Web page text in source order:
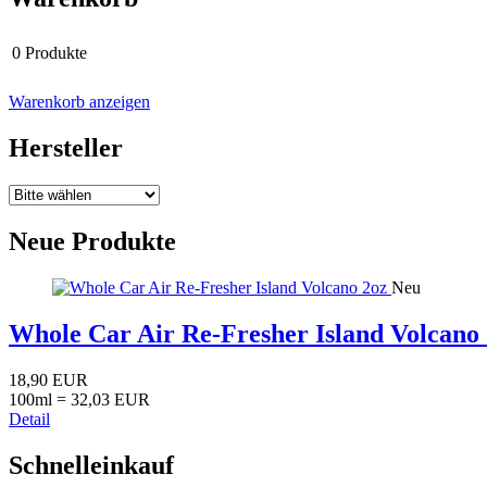
0 Produkte
Warenkorb anzeigen
Hersteller
Neue Produkte
Neu
Whole Car Air Re-Fresher Island Volcano
18,90 EUR
100ml = 32,03 EUR
Detail
Schnelleinkauf